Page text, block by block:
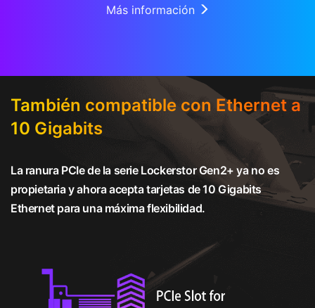
Más información
También compatible con Ethernet a
10 Gigabits
La ranura PCIe de la serie Lockerstor Gen2+ ya no es
propietaria y ahora acepta tarjetas de 10 Gigabits
Ethernet para una máxima flexibilidad.